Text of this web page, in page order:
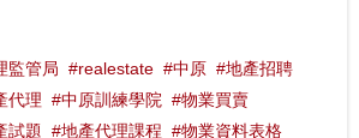
監管局 #realestate #中原 #地產招聘
代理 #中原訓練學院 #物業買賣
試題 #地產代理課程 #物業資料表格